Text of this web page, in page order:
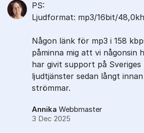
PS:
Ljudformat: mp3/16bit/
Någon länk för mp3 i 158
påminna mig att vi någonsin
har givit support på Sveriges
ljudtjänster sedan långt
strömmar.
Annika Webbmaster
3 Dec 2025